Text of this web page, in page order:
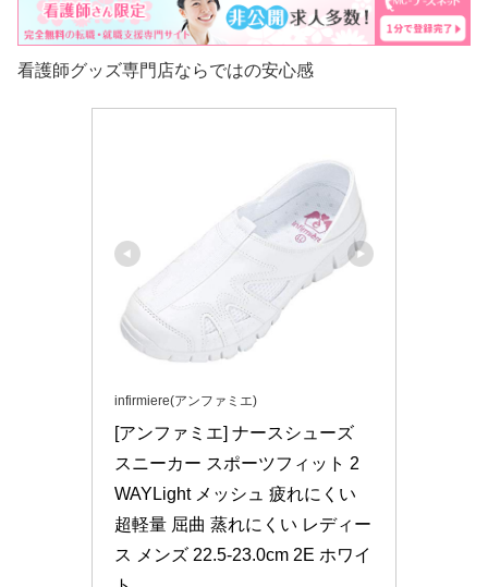
看護師グッズ専門店ならではの安心感
infirmiere(アンファミエ)
[アンファミエ] ナースシューズ
スニーカー スポーツフィット 2
WAYLight メッシュ 疲れにくい
超軽量 屈曲 蒸れにくい レディー
ス メンズ 22.5-23.0cm 2E ホワイ